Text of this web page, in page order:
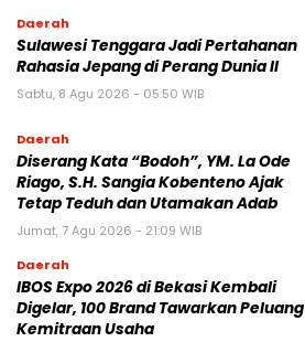
Daerah
Sulawesi Tenggara Jadi Pertahanan
Rahasia Jepang di Perang Dunia II
Sabtu, 8 Agu 2026 - 05:50 WIB
Daerah
Diserang Kata “Bodoh”, YM. La Ode
Riago, S.H. Sangia Kobenteno Ajak
Tetap Teduh dan Utamakan Adab
Jumat, 7 Agu 2026 - 21:09 WIB
Daerah
IBOS Expo 2026 di Bekasi Kembali
Digelar, 100 Brand Tawarkan Peluang
Kemitraan Usaha